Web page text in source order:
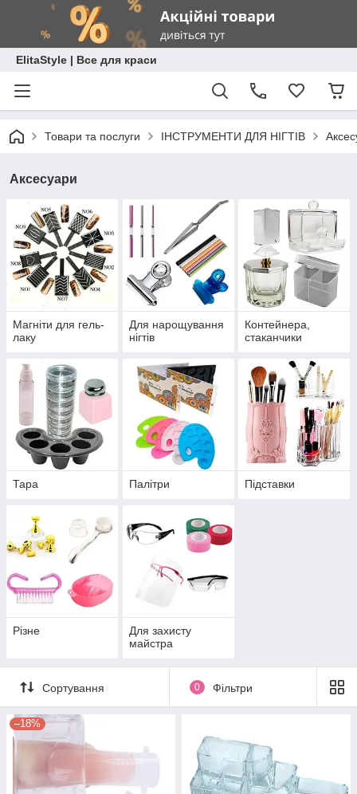
ElitaStyle | Все для краси
Товари та послуги ІНСТРУМЕНТИ ДЛЯ НІГТІВ
Аксесуари
Магніти для гель-
лаку
Для нарощування
нігтів
Контейнера,
стаканчики
Тара Палітри Підставки
Різне
Для захисту
майстра
Сортування 0 Фільтри
–18%